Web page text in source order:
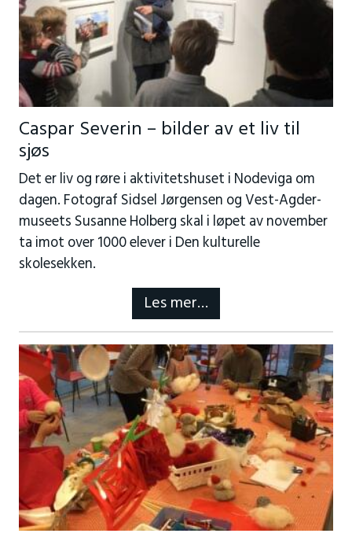
Caspar Severin – bilder av et liv til
sjøs
Det er liv og røre i aktivitetshuset i Nodeviga om
dagen. Fotograf Sidsel Jørgensen og Vest-Agder-
museets Susanne Holberg skal i løpet av november
ta imot over 1000 elever i Den kulturelle
skolesekken.
Les mer…